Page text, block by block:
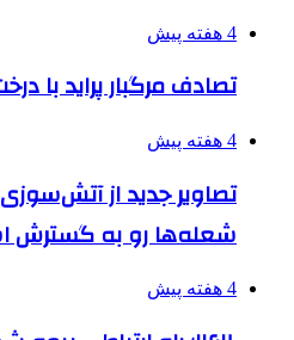
4 هفته پیش
تصادف مرگبار پراید با
4 هفته پیش
تصاویر جدید از
شعله‌ها رو به گسترش
4 هفته پیش